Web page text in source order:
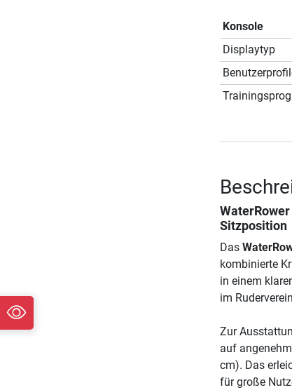
Konsole
Displaytyp
Sitzposition
Das
kombinierte
in einem
im
Zur
auf
cm). Das
für große